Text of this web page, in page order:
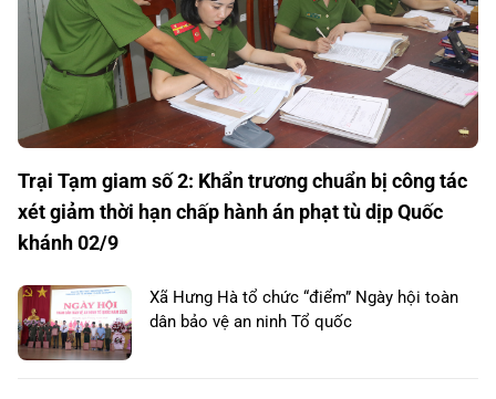
Trại Tạm giam số 2: Khẩn trương chuẩn bị công tác
xét giảm thời hạn chấp hành án phạt tù dịp Quốc
khánh 02/9
Xã Hưng Hà tổ chức “điểm” Ngày hội toàn
dân bảo vệ an ninh Tổ quốc